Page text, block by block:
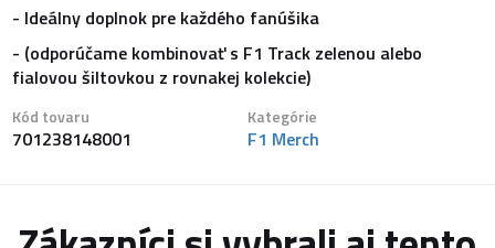
- Ideálny doplnok pre každého fanúšika
- (odporúčame kombinovať s F1 Track zelenou alebo
fialovou šiltovkou z rovnakej kolekcie)
Kód tovaru
701238148001
Kategórie
F1 Merch